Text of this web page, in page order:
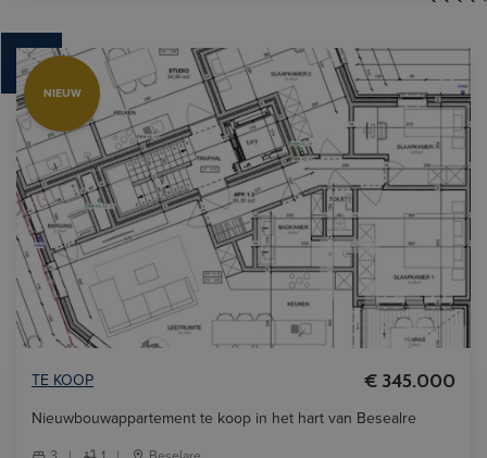
NIEUW
TE KOOP € 345.000
Nieuwbouwappartement te koop in het hart van Besealre